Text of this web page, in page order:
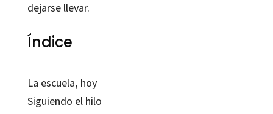
dejarse llevar.
Índice
La escuela, hoy
Siguiendo el hilo